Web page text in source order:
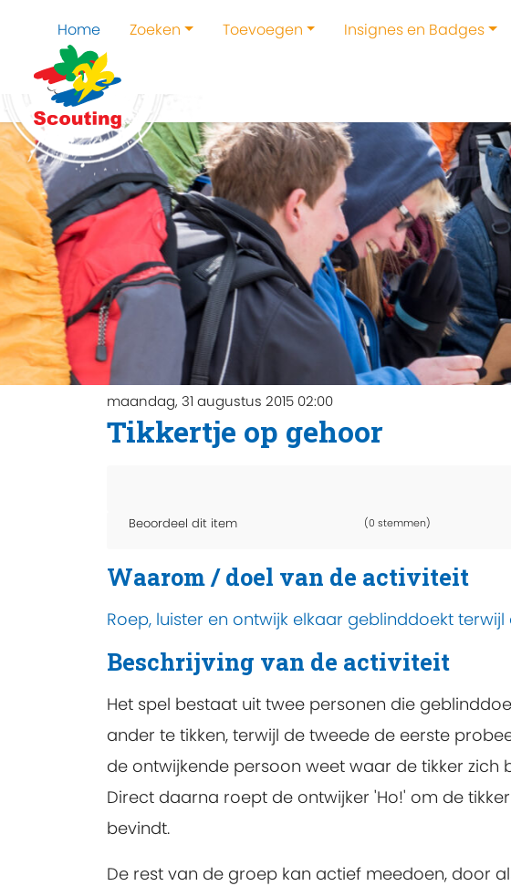
Home Zoeken Toevoegen Insignes en Badges
maandag, 31 augustus 2015 02:00
Tikkertje op gehoor
Beoordeel dit item (0 stemmen)
Waarom / doel van de activiteit
Roep, luister en ontwijk elkaar geblinddoekt
Beschrijving van de activiteit
Het spel bestaat uit twee personen die
ander te tikken, terwijl de tweede de eerste
de ontwijkende persoon weet waar de tikker zich
Direct daarna roept de ontwijker 'Ho!' om de
bevindt.
De rest van de groep kan actief meedoen, door